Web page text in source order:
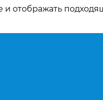
отображать